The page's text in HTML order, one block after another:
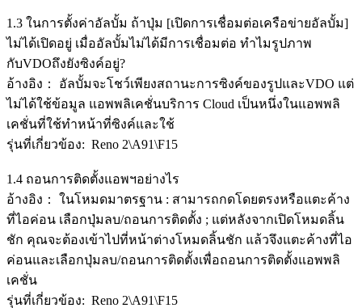
1.3 ในการตั้งค่าอัลบั้ม ถ้าปุ่ม [เปิดการเชื่อมต่อเครือข่ายอัลบั้ม]
ไม่ได้เปิดอยู่ เมื่ออัลบั้มไม่ได้มีการเชื่อมต่อ ทำไมรูปภาพ
กับVDOถึงยังซิงค์อยู่?
อ้างอิง： อัลบั้มจะโชว์เพียงสถานะการซิงค์ของรูปและVDO แต่
ไม่ได้ใช้ข้อมูล แอพพลิเคชั่นบริการ Cloud เป็นหนึ่งในแอพพลิ
เคชั่นที่ใช้ทำหน้าที่ซิงค์และใช้
รุ่นที่เกี่ยวข้อง: Reno 2\A91\F15
1.4 ถอนการติดตั้งแอพฯอย่างไร
อ้างอิง： ในโหมดมาตรฐาน : สามารถกดโดยตรงหรือแตะค้าง
ที่ไอค่อน เลือกปุ่มลบ/ถอนการติดตั้ง ; แต่หลังจากเปิดโหมดลิ้น
ชัก คุณจะต้องเข้าไปที่หน้าต่างโหมดลิ้นชัก แล้วจึงแตะค้างที่ไอ
ค่อนและเลือกปุ่มลบ/ถอนการติดตั้งเพื่อถอนการติดตั้งแอพพลิ
เคชั่น
รุ่นที่เกี่ยวข้อง: Reno 2\A91\F15